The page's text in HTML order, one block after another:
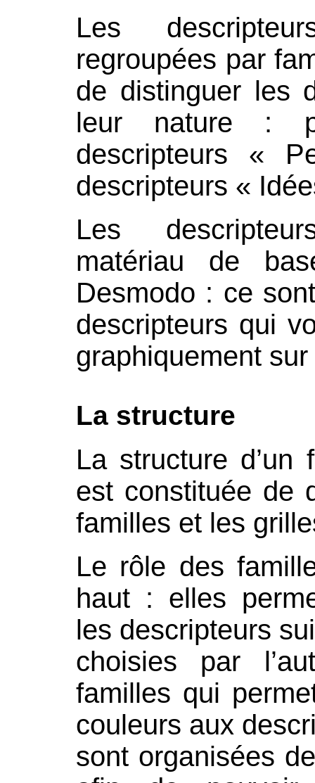
Les
regroupées par
de distinguer les
leur nature :
descripteurs «
descripteurs «
Les
matériau de
Desmodo : ce
descripteurs qui
graphiquement
La structure
La structure d’un
est constituée de
familles et les
Le rôle des
haut : elles
les descripteurs
choisies par
familles qui
couleurs aux
sont organisées